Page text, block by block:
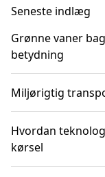
Seneste indlæg
Grønne vaner
betydning
Miljørigtig
Hvordan
kørsel